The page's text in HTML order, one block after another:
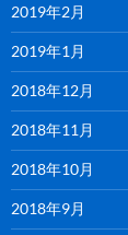
2019年2月
2019年1月
2018年12月
2018年11月
2018年10月
2018年9月